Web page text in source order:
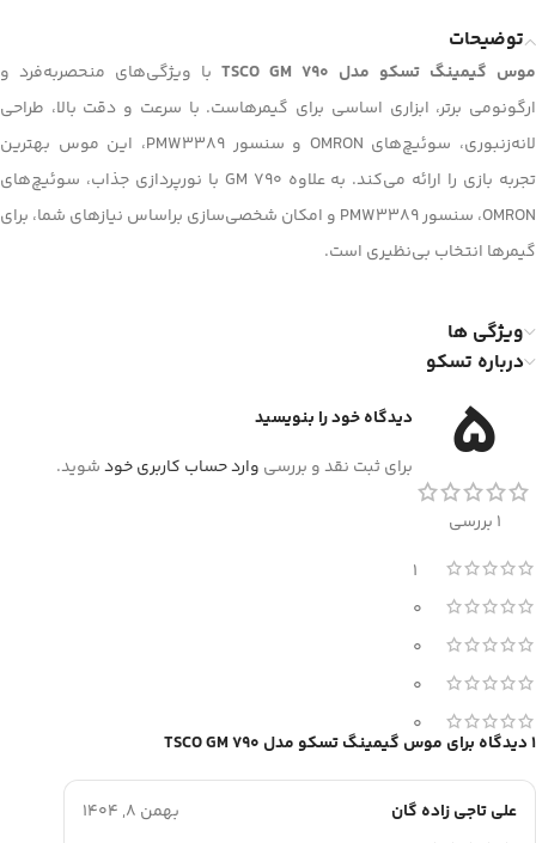
توضیحات
موس گیمینگ تسکو مدل TSCO GM 790
با ویژگی‌های منحصربه‌فرد و
ارگونومی برتر، ابزاری اساسی برای گیمرهاست. با سرعت و دقت بالا، طراحی
لانه‌زنبوری، سوئیچ‌های OMRON و سنسور PMW3389، این موس بهترین
تجربه بازی را ارائه می‌کند. به علاوه GM 790 با نورپردازی جذاب، سوئیچ‌های
OMRON، سنسور PMW3389 و امکان شخصی‌سازی براساس نیازهای شما، برای
گیمرها انتخاب بی‌نظیری است.
ویژگی ها
درباره تسکو
5
1 بررسی
1
0
0
0
0
1 دیدگاه برای موس گیمینگ تسکو مدل TSCO GM 790
علی تاجی زاده گان بهمن 8, 1404
دیدگاه خود را بنویسید
برای ثبت نقد و بررسی وارد حساب کاربری خودشوید.